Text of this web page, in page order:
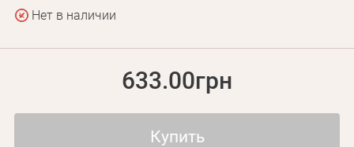
Нет в наличии
633.00грн
Купить